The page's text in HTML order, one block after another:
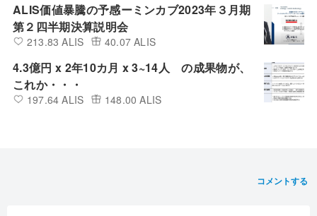
ALIS価値暴騰の予感ーミンカブ2023年３月期
第２四半期決算説明会
213.83 ALIS 40.07 ALIS
4.3億円 x 2年10カ月 x 3~14人 の成果物が、
これか・・・
197.64 ALIS 148.00 ALIS
コメントする